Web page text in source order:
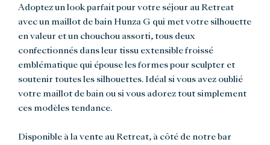
Adoptez un look parfait pour votre séjour au Retreat
avec un maillot de bain Hunza G qui met votre silhouette
en valeur et un chouchou assorti, tous deux
confectionnés dans leur tissu extensible froissé
emblématique qui épouse les formes pour sculpter et
soutenir toutes les silhouettes. Idéal si vous avez oublié
votre maillot de bain ou si vous adorez tout simplement
ces modèles tendance.
Disponible à la vente au Retreat, à côté de notre bar